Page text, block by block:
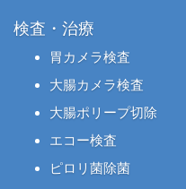
検査・治療
胃カメラ検査
大腸カメラ検査
大腸ポリープ切除
エコー検査
ピロリ菌除菌